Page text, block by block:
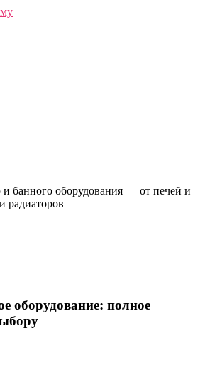
банного оборудования — от печей и
радиаторов
оборудование: полное